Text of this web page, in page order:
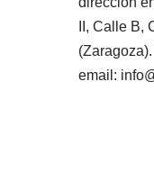
II, Calle B,
email: